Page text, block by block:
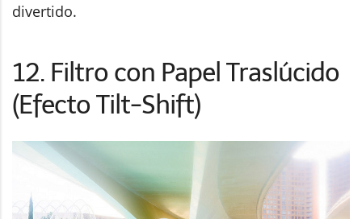
divertido.
12. Filtro con Papel Traslúcido
(Efecto Tilt-Shift)